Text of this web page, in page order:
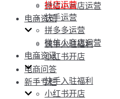
微信小商店运营
电商资讯
快手入驻福利
小红书开店
电商问答
新手专栏
抖店运营
快手运营
拼多多运营
微信小商店运营
电商资讯
快手入驻福利
小红书开店